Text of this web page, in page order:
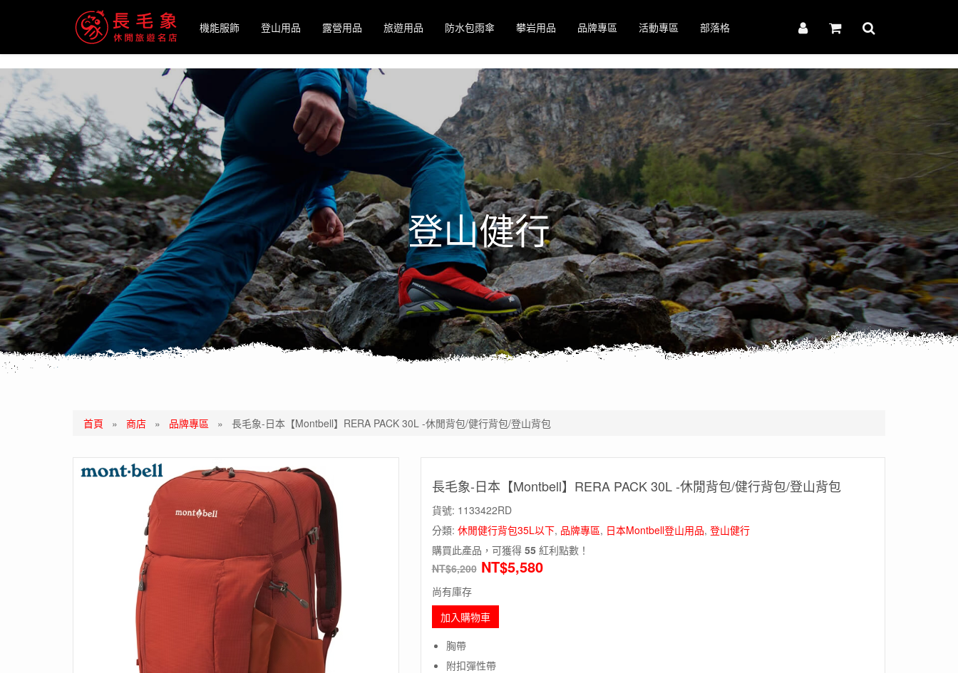
機能服飾
登山用品 露營用品 旅遊用品 防水包雨傘 攀岩用品 品牌專區 活動專區 部落格
登山健行
首頁 » 商店 » 品牌專區 » 長毛象-日本【Montbell】RERA PACK 30L -休閒背包/健行背包/登山背包
長毛象-日本【Montbell】RERA PACK 30L -休閒背包/健行背包/登山背包
貨號: 1133422RD
分類: 休閒健行背包35L以下, 品牌專區, 日本Montbell登山用品, 登山健行
購買此產品，可獲得 55紅利點數！
NT$6,200 NT$5,580
尚有庫存
加入購物車
胸帶
附扣彈性帶